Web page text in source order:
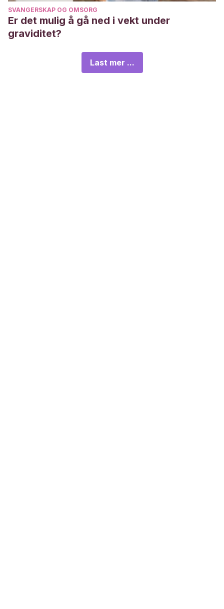
SVANGERSKAP OG OMSORG
Er det mulig å gå ned i vekt under
graviditet?
Last mer ...